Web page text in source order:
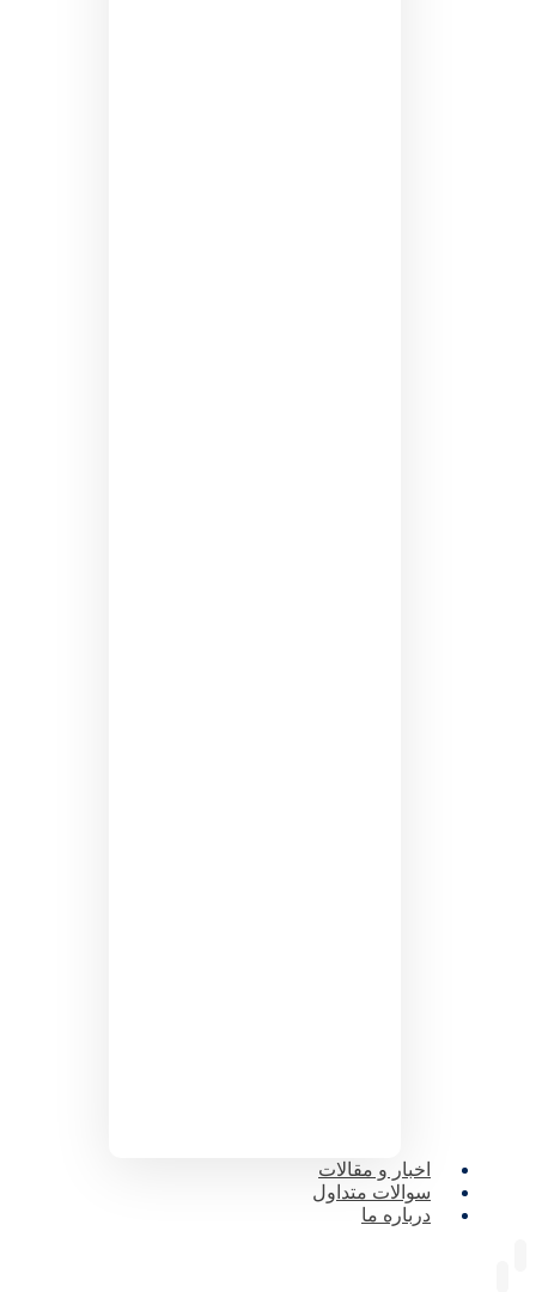
اخبار و مقالات
سوالات متداول
درباره ما